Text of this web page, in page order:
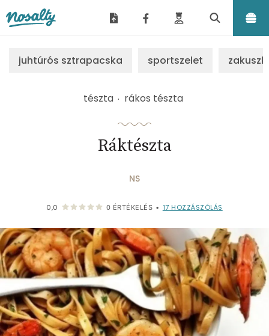
juhtúrós sztrapacska sportszelet
tészta rákos tészta
Ráktészta
NS
0,0 0 ÉRTÉKELÉS • 17 HOZZÁSZÓLÁS